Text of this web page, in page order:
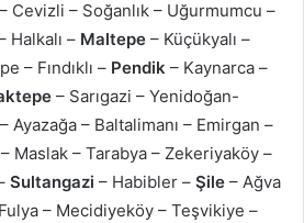
– Cevizli – Soğanlık – Uğurmumcu –
Halkalı – Maltepe – Küçükyalı –
– Fındıklı – Pendik – Kaynarca –
– Sarıgazi – Yenidoğan-
– Ayazağa – Baltalimanı – Emirgan –
Maslak – Tarabya – Zekeriyaköy –
Sultangazi – Habibler – Şile – Ağva
– Mecidiyeköy – Teşvikiye –